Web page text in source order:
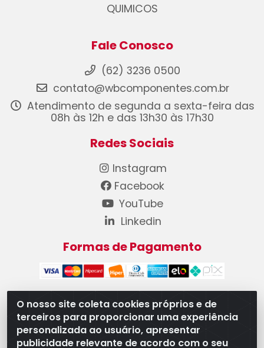
O nosso site coleta cookies próprios e de
terceiros para proporcionar uma experiência
personalizada ao usuário, apresentar
publicidade relevante de acordo com o seu
QUIMICOS
Fale Conosco
(62) 3236 0500
contato@wbcomponentes.com.br
Atendimento de segunda a sexta-feira das
08h às 12h e das 13h30 às 17h30
Redes Sociais
Instagram
Facebook
YouTube
Linkedin
Formas de Pagamento
WB Componentes Automotivos LTDA - CNPJ
08.528.393/0001-12 - Rua do Níquel, 667 - Parque
Oeste Industrial, Goiânia/GO - CEP 74375-660